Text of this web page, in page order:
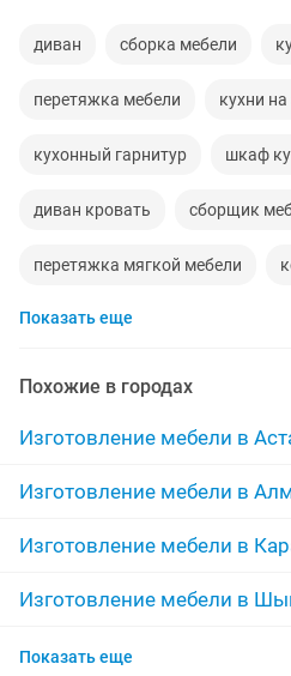
диван сборка мебели
перетяжка мебели кухни
кухонный гарнитур шкаф
диван кровать сборщик
перетяжка мягкой мебели
спальня
изготовление корпусной мебели
сборка мебели любой
гостиная реставрация
реставрация кухни тумба
гардеробная
Показать еще
Похожие в городах
Изготовление мебели в
Изготовление мебели в
Изготовление мебели в
Изготовление мебели в
Изготовление мебели в
Показать еще